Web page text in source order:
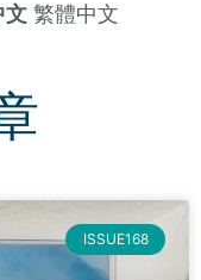
文 繁體中文
ISSUE168